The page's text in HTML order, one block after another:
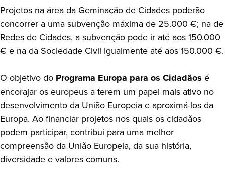
Projetos na área da Geminação de Cidades poderão
concorrer a uma subvenção máxima de 25.000 €; na de
Redes de Cidades, a subvenção pode ir até aos 150.000
€ e na da Sociedade Civil igualmente até aos 150.000 €.
O objetivo do Programa Europa para os Cidadãos é
encorajar os europeus a terem um papel mais ativo no
desenvolvimento da União Europeia e aproximá-los da
Europa. Ao financiar projetos nos quais os cidadãos
podem participar, contribui para uma melhor
compreensão da União Europeia, da sua história,
diversidade e valores comuns.